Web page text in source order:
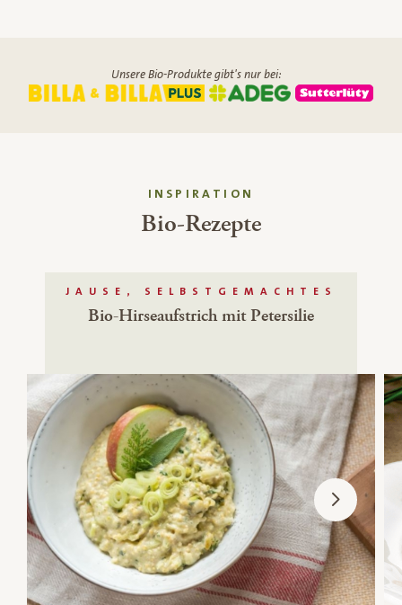
Unsere Bio-Produkte gibt's nur bei:
INSPIRATION
Bio-Rezepte
JAUSE, SELBSTGEMACHTES
Bio-Hirseaufstrich mit Petersilie